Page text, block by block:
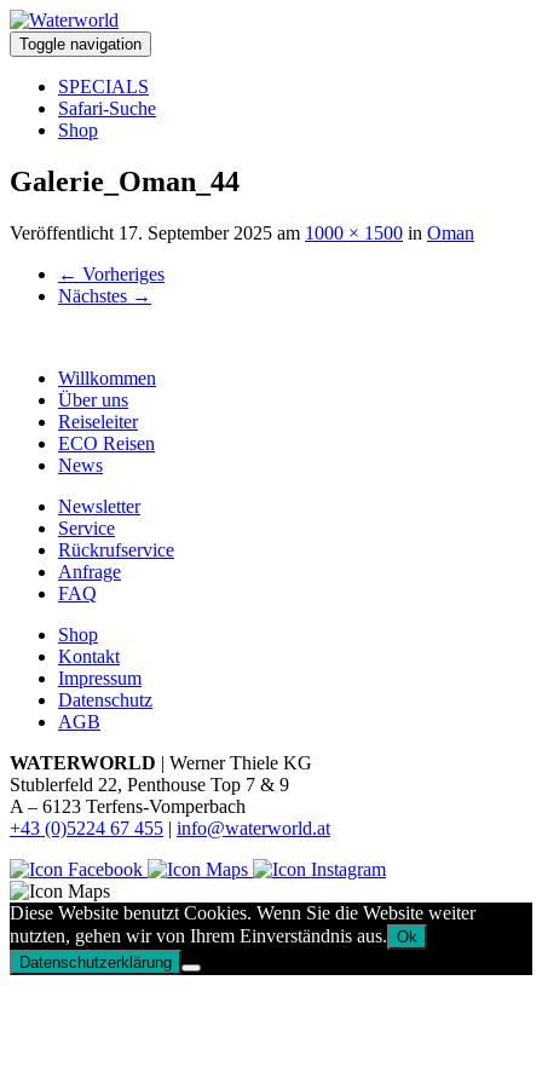
Toggle navigation
SPECIALS
Safari-Suche
Shop
Galerie_Oman_44
Veröffentlicht 17. September 2025 am 1000 × 1500 in Oman
← Vorheriges
Nächstes →
Willkommen
Über uns
Reiseleiter
ECO Reisen
News
Newsletter
Service
Rückrufservice
Anfrage
FAQ
Shop
Kontakt
Impressum
Datenschutz
AGB
WATERWORLD | Werner Thiele KG
Stublerfeld 22, Penthouse Top 7 & 9
A – 6123 Terfens-Vomperbach
+43 (0)5224 67 455 | info@waterworld.at
Diese Website benutzt Cookies. Wenn Sie die Website weiter
nutzten, gehen wir von Ihrem Einverständnis aus. Ok
Datenschutzerklärung